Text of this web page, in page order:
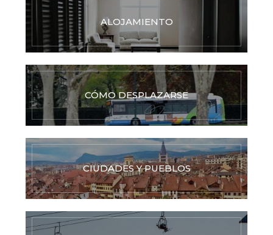
ALOJAMIENTO
CÓMO DESPLAZARSE
CIUDADES Y PUEBLOS